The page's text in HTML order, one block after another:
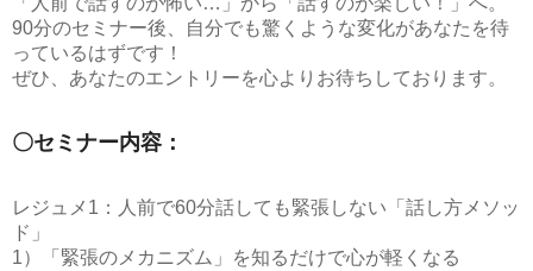
90分のセミナー後、自分でも驚くような変化があなたを待
っているはずです！
ぜひ、あなたのエントリーを心よりお待ちしております。
〇セミナー内容：
レジュメ1：人前で60分話しても緊張しない「話し方メソッ
ド」
1）「緊張のメカニズム」を知るだけで心が軽くなる